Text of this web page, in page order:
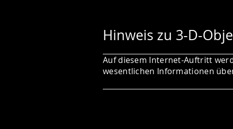
Hinweis zu 3-D-
Auf diesem Internet-Auftritt
wesentlichen Informationen